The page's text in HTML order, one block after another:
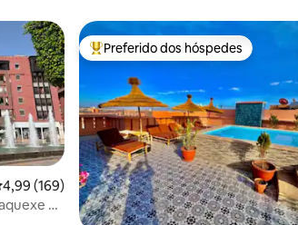
de uma avaliação média de 5, 169 avaliações
4,99 (169)
~
Entre os melhores preferidos dos
Preferido dos hóspedes